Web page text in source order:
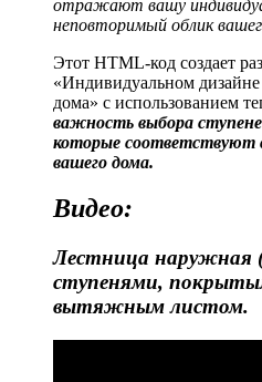
отражают вашу
неповторимый облик
Этот HTML-код создает
«Индивидуальном
дома» с использованием
важность выбора
которые соответствуют
вашего дома.
Видео:
Лестница наружная
ступенями,
вытяжным листом.